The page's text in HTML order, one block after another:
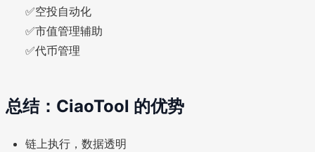
✅空投自动化
✅市值管理辅助
✅代币管理
总结：CiaoTool 的优势
链上执行，数据透明